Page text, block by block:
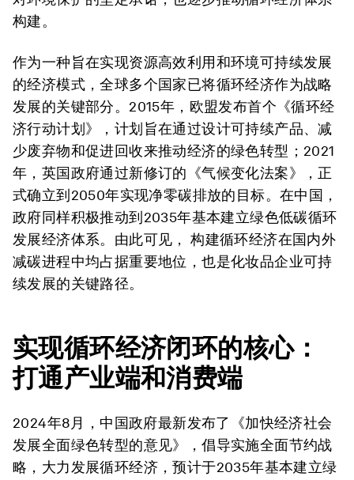
构建。
作为一种旨在实现资源高效利用和环境可持续发展
的经济模式，全球多个国家已将循环经济作为战略
发展的关键部分。2015年，欧盟发布首个《循环经
济行动计划》，计划旨在通过设计可持续产品、减
少废弃物和促进回收来推动经济的绿色转型；2021
年，英国政府通过新修订的《气候变化法案》，正
式确立到2050年实现净零碳排放的目标。在中国，
政府同样积极推动到2035年基本建立绿色低碳循环
发展经济体系。由此可见， 构建循环经济在国内外
减碳进程中均占据重要地位，也是化妆品企业可持
续发展的关键路径。
实现循环经济闭环的核心：
打通产业端和消费端
2024年8月，中国政府最新发布了《加快经济社会
发展全面绿色转型的意见》，倡导实施全面节约战
略，大力发展循环经济，预计于2035年基本建立绿